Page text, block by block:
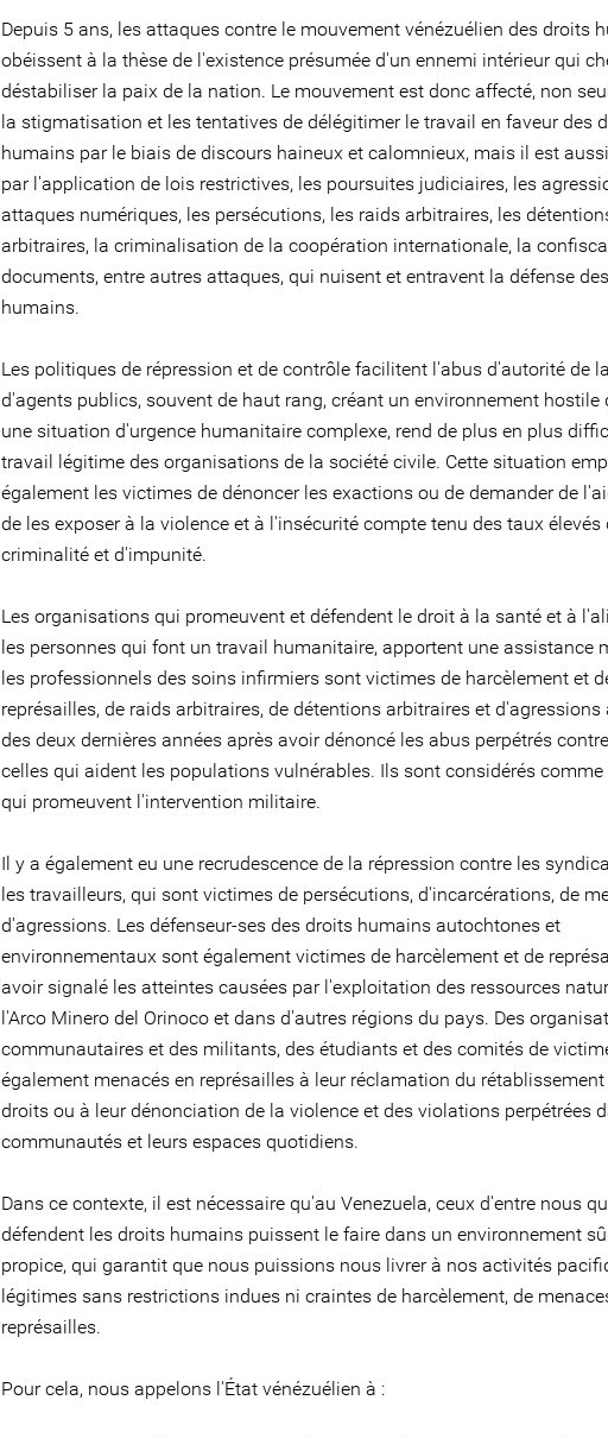
Depuis 5 ans, les attaques contre le mouvement vénézuélien des droits
obéissent à la thèse de l'existence présumée d'un ennemi intérieur qui
déstabiliser la paix de la nation. Le mouvement est donc affecté, non
la stigmatisation et les tentatives de délégitimer le travail en faveur des
humains par le biais de discours haineux et calomnieux, mais il est
par l'application de lois restrictives, les poursuites judiciaires, les
attaques numériques, les persécutions, les raids arbitraires, les
arbitraires, la criminalisation de la coopération internationale, la
documents, entre autres attaques, qui nuisent et entravent la défense
humains.
Les politiques de répression et de contrôle facilitent l'abus d'autorité de
d'agents publics, souvent de haut rang, créant un environnement hostile
une situation d'urgence humanitaire complexe, rend de plus en plus
travail légitime des organisations de la société civile. Cette situation
également les victimes de dénoncer les exactions ou de demander de
de les exposer à la violence et à l'insécurité compte tenu des taux élevés
criminalité et d'impunité.
Les organisations qui promeuvent et défendent le droit à la santé et à
les personnes qui font un travail humanitaire, apportent une assistance
les professionnels des soins infirmiers sont victimes de harcèlement et
représailles, de raids arbitraires, de détentions arbitraires et d'agressions
des deux dernières années après avoir dénoncé les abus perpétrés
celles qui aident les populations vulnérables. Ils sont considérés comme
qui promeuvent l'intervention militaire.
Il y a également eu une recrudescence de la répression contre les
les travailleurs, qui sont victimes de persécutions, d'incarcérations, de
d'agressions. Les défenseur-ses des droits humains autochtones et
environnementaux sont également victimes de harcèlement et de
avoir signalé les atteintes causées par l'exploitation des ressources
l'Arco Minero del Orinoco et dans d'autres régions du pays. Des
communautaires et des militants, des étudiants et des comités de
également menacés en représailles à leur réclamation du rétablissement
droits ou à leur dénonciation de la violence et des violations perpétrées
communautés et leurs espaces quotidiens.
Dans ce contexte, il est nécessaire qu'au Venezuela, ceux d'entre nous
défendent les droits humains puissent le faire dans un environnement
propice, qui garantit que nous puissions nous livrer à nos activités
légitimes sans restrictions indues ni craintes de harcèlement, de
représailles.
Pour cela, nous appelons l'État vénézuélien à :